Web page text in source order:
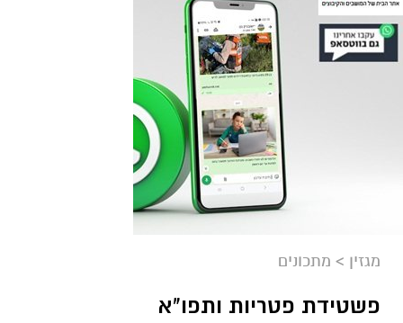
מגזין > מתכונים
פשטידת פטריות ותפו"א